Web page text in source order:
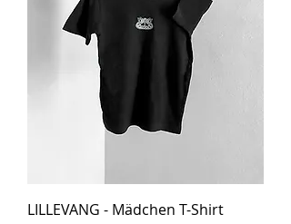
LILLEVANG - Mädchen T-Shirt